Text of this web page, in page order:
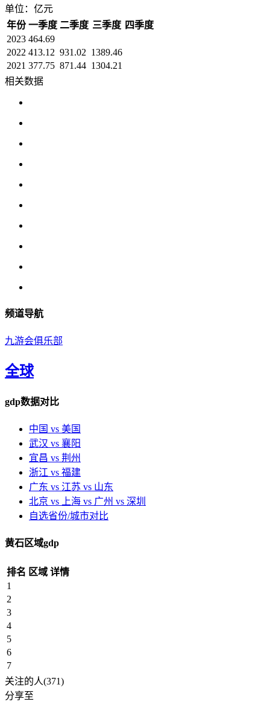
单位：亿元
年份 一季度 二季度 三季度 四季度
2023 464.69
2022 413.12 931.02 1389.46
2021 377.75 871.44 1304.21
相关数据
频道导航
九游会俱乐部
全球
gdp数据对比
中国 vs 美国
武汉 vs 襄阳
宜昌 vs 荆州
浙江 vs 福建
广东 vs 江苏 vs 山东
北京 vs 上海 vs 广州 vs 深圳
自选省份/城市对比
黄石区域gdp
排名 区域 详情
1
2
3
4
5
6
7
关注的人(371)
分享至